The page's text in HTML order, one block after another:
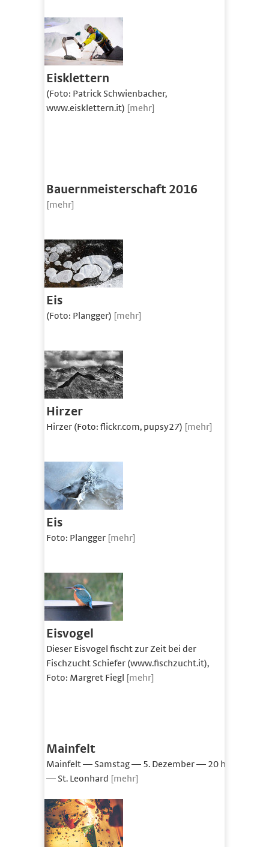
Eisklettern
(Foto: Patrick Schwienbacher,
www.eisklettern.it) [mehr]
Bauernmeisterschaft 2016
[mehr]
Eis
(Foto: Plangger) [mehr]
Hirzer
Hirzer (Foto: flickr.com, pupsy27) [mehr]
Eis
Foto: Plangger [mehr]
Eisvogel
Dieser Eisvogel fischt zur Zeit bei der
Fischzucht Schiefer (www.fischzucht.it),
Foto: Margret Fiegl
[mehr]
Mainfelt
Mainfelt — Samstag — 5. Dezember — 20 h
— St. Leonhard [mehr]